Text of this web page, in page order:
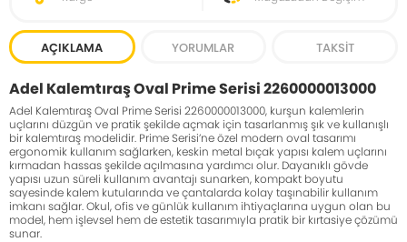
AÇIKLAMA YORUMLAR TAKSIT
Adel Kalemtıraş Oval Prime Serisi 2260000013000
Adel Kalemtıraş Oval Prime Serisi 2260000013000, kurşun kalemlerin
uçlarını düzgün ve pratik şekilde açmak için tasarlanmış şık ve kullanışlı
bir kalemtıraş modelidir. Prime Serisi’ne özel modern oval tasarımı
ergonomik kullanım sağlarken, keskin metal bıçak yapısı kalem uçlarını
kırmadan hassas şekilde açılmasına yardımcı olur. Dayanıklı gövde
yapısı uzun süreli kullanım avantajı sunarken, kompakt boyutu
sayesinde kalem kutularında ve çantalarda kolay taşınabilir kullanım
imkanı sağlar. Okul, ofis ve günlük kullanım ihtiyaçlarına uygun olan bu
model, hem işlevsel hem de estetik tasarımıyla pratik bir kırtasiye çözümü
sunar.